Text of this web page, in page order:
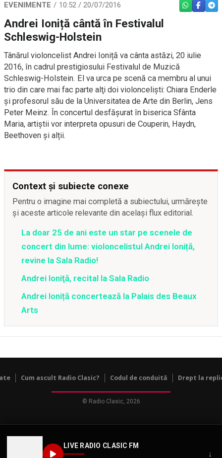
LIVE RADIO CLASIC FM
↓
EVENIMENTE 10:52 / 20/07/2016 WHATSAPP
Andrei Ioniță cântă în Festivalul
Schleswig-Holstein
Tânărul violoncelist Andrei Ioniță va cânta astăzi, 20 iulie
2016, în cadrul prestigiosului Festivalul de Muzică
Schleswig-Holstein. El va urca pe scenă ca membru al unui
trio din care mai fac parte alţi doi violoncelişti: Chiara Enderle
și profesorul său de la Universitatea de Arte din Berlin, Jens
Peter Meinz. În concertul desfășurat în biserica Sfânta
Maria, artiștii vor interpreta opusuri de Couperin, Haydn,
Beethoven și alții.
Context și subiecte conexe
Pentru o imagine mai completă a subiectului, urmărește
și aceste articole relevante din același flux editorial.
La doar 25 de ani este un star pe scenele de
concert din lume: violoncelistul Andrei Ioniță,
revine la Sala Radio!
Andrei Ioniţă, recital la Sala Radio
Andrei Ioniță concertează la Palais des Beaux
Arts
Cum ascult Radio Clasic? Codul de conduită Drept la
© Radio Clasic, 2026